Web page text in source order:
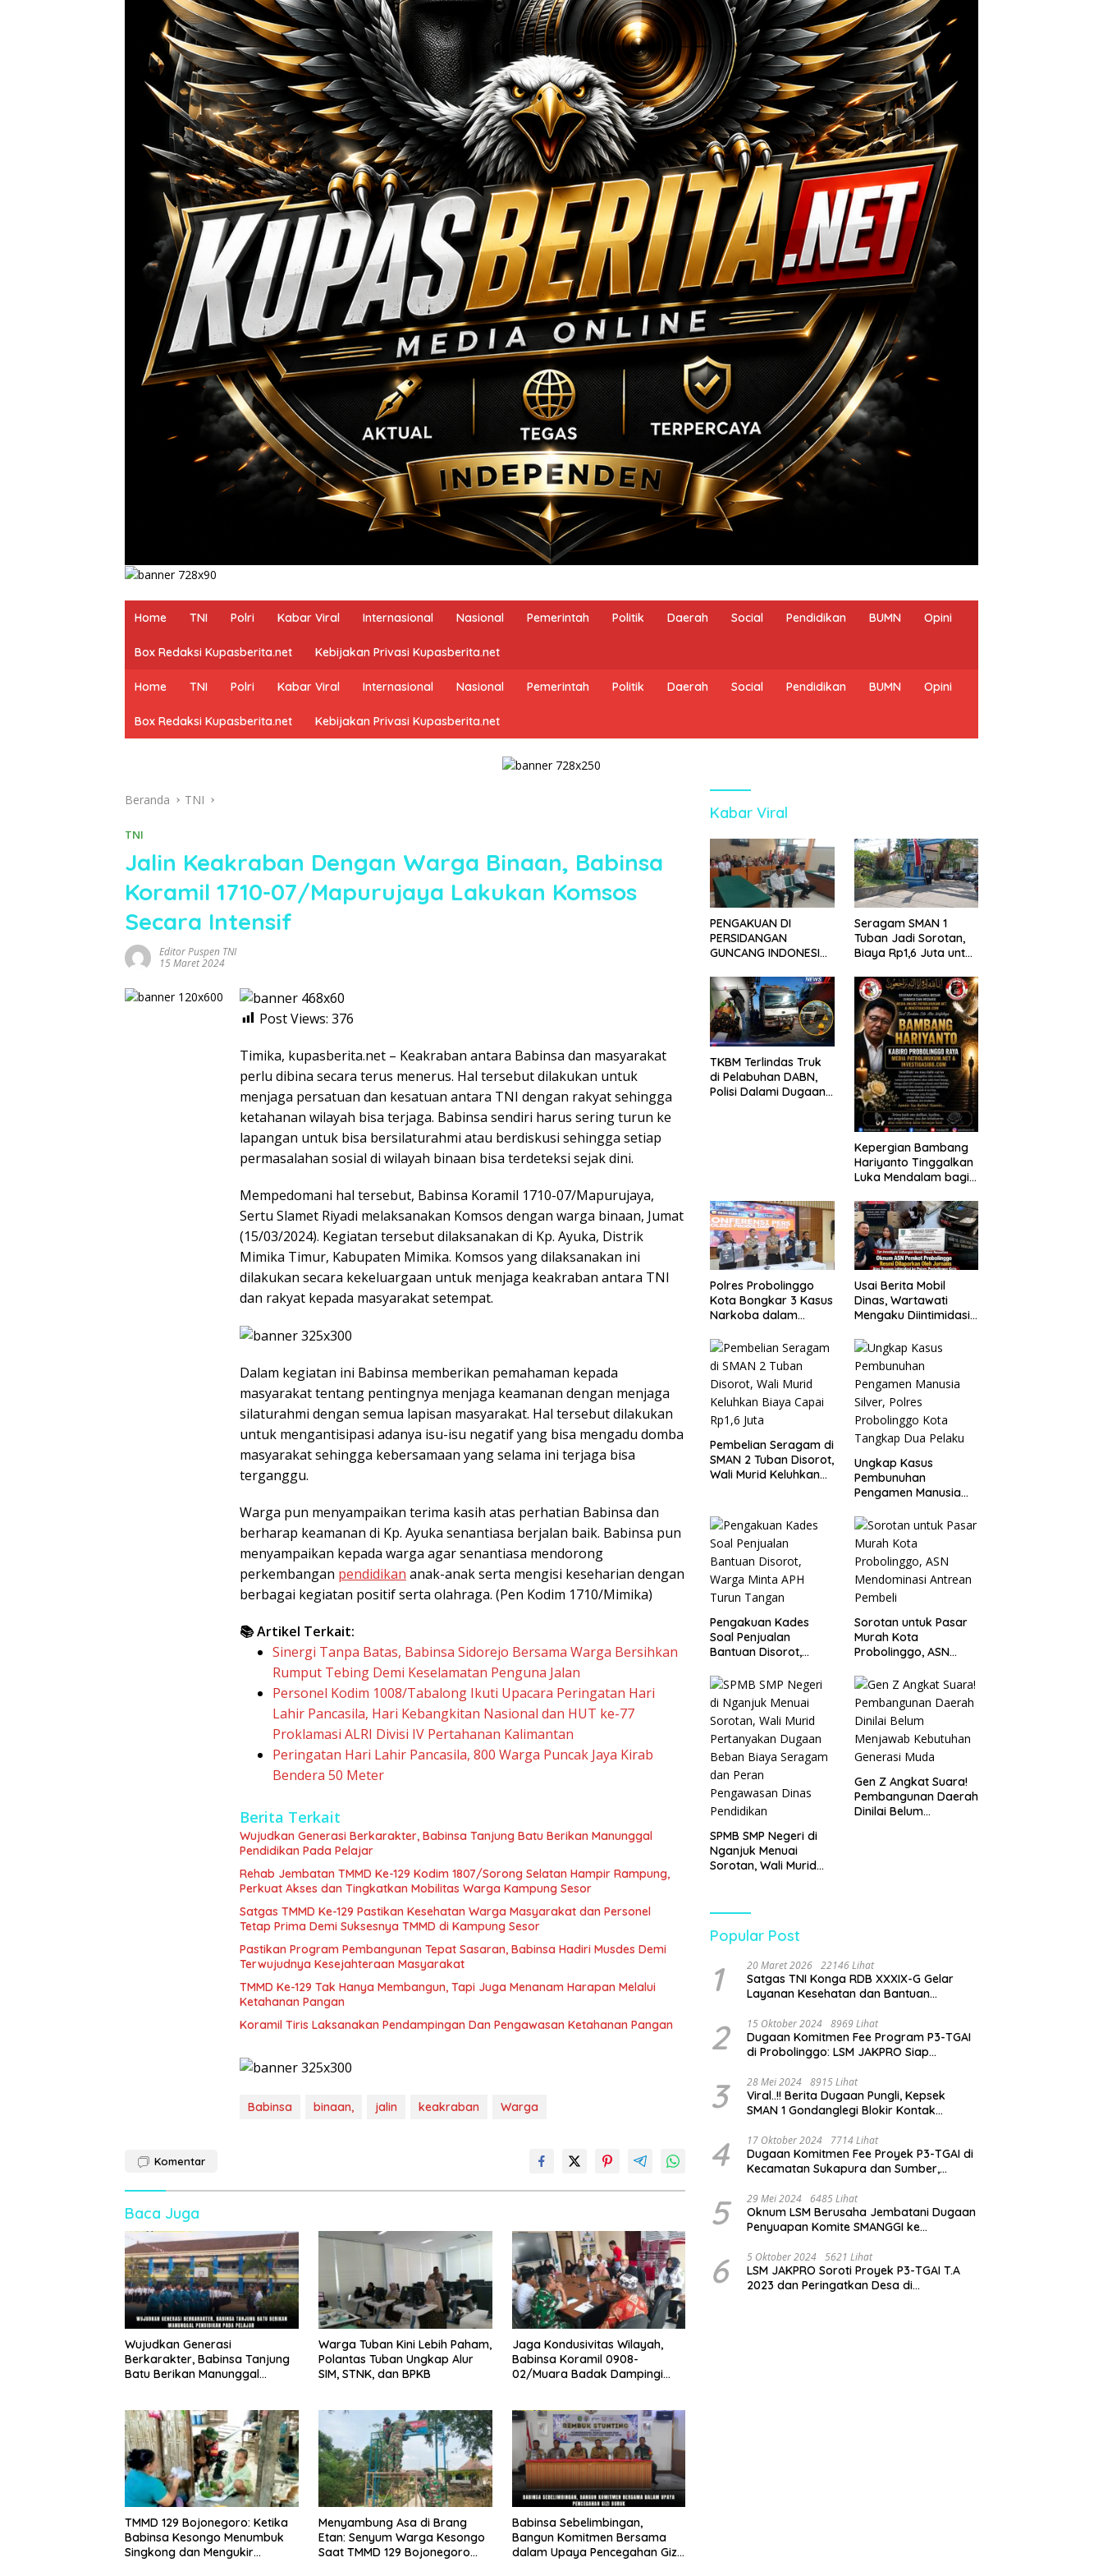
Home TNI Polri Kabar Viral Internasional Nasional Pemerintah Politik Daerah Social Pendidikan BUMN Opini
Box Redaksi Kupasberita.net Kebijakan Privasi Kupasberita.net
Home TNI Polri Kabar Viral Internasional Nasional Pemerintah Politik Daerah Social Pendidikan BUMN Opini
Box Redaksi Kupasberita.net Kebijakan Privasi Kupasberita.net
Beranda TNI
TNI
Jalin Keakraban Dengan Warga Binaan, Babinsa
Koramil 1710-07/Mapurujaya Lakukan Komsos
Secara Intensif
Editor Puspen TNI
15 Maret 2024
Post Views: 376
Timika, kupasberita.net – Keakraban antara Babinsa dan masyarakat
perlu dibina secara terus menerus. Hal tersebut dilakukan untuk
menjaga persatuan dan kesatuan antara TNI dengan rakyat sehingga
ketahanan wilayah bisa terjaga. Babinsa sendiri harus sering turun ke
lapangan untuk bisa bersilaturahmi atau berdiskusi sehingga setiap
permasalahan sosial di wilayah binaan bisa terdeteksi sejak dini.
Mempedomani hal tersebut, Babinsa Koramil 1710-07/Mapurujaya,
Sertu Slamet Riyadi melaksanakan Komsos dengan warga binaan, Jumat
(15/03/2024). Kegiatan tersebut dilaksanakan di Kp. Ayuka, Distrik
Mimika Timur, Kabupaten Mimika. Komsos yang dilaksanakan ini
dilakukan secara kekeluargaan untuk menjaga keakraban antara TNI
dan rakyat kepada masyarakat setempat.
Dalam kegiatan ini Babinsa memberikan pemahaman kepada
masyarakat tentang pentingnya menjaga keamanan dengan menjaga
silaturahmi dengan semua lapisan masyarakat. Hal tersebut dilakukan
untuk mengantisipasi adanya isu-isu negatif yang bisa mengadu domba
masyarakat sehingga kebersamaan yang selama ini terjaga bisa
terganggu.
Warga pun menyampaikan terima kasih atas perhatian Babinsa dan
berharap keamanan di Kp. Ayuka senantiasa berjalan baik. Babinsa pun
menyampaikan kepada warga agar senantiasa mendorong
perkembangan pendidikan anak-anak serta mengisi keseharian dengan
berbagai kegiatan positif serta olahraga. (Pen Kodim 1710/Mimika)
📚 Artikel Terkait:
Sinergi Tanpa Batas, Babinsa Sidorejo Bersama Warga Bersihkan
Rumput Tebing Demi Keselamatan Penguna Jalan
Personel Kodim 1008/Tabalong Ikuti Upacara Peringatan Hari
Lahir Pancasila, Hari Kebangkitan Nasional dan HUT ke-77
Proklamasi ALRI Divisi IV Pertahanan Kalimantan
Peringatan Hari Lahir Pancasila, 800 Warga Puncak Jaya Kirab
Bendera 50 Meter
Berita Terkait
Wujudkan Generasi Berkarakter, Babinsa Tanjung Batu Berikan Manunggal
Pendidikan Pada Pelajar
Rehab Jembatan TMMD Ke-129 Kodim 1807/Sorong Selatan Hampir Rampung,
Perkuat Akses dan Tingkatkan Mobilitas Warga Kampung Sesor
Satgas TMMD Ke-129 Pastikan Kesehatan Warga Masyarakat dan Personel
Tetap Prima Demi Suksesnya TMMD di Kampung Sesor
Pastikan Program Pembangunan Tepat Sasaran, Babinsa Hadiri Musdes Demi
Terwujudnya Kesejahteraan Masyarakat
TMMD Ke-129 Tak Hanya Membangun, Tapi Juga Menanam Harapan Melalui
Ketahanan Pangan
Koramil Tiris Laksanakan Pendampingan Dan Pengawasan Ketahanan Pangan
Babinsa binaan, jalin keakraban Warga
Komentar
Baca Juga
Wujudkan Generasi
Berkarakter, Babinsa Tanjung
Batu Berikan Manunggal
Warga Tuban Kini Lebih Paham,
Polantas Tuban Ungkap Alur
SIM, STNK, dan BPKB
Jaga Kondusivitas Wilayah,
Babinsa Koramil 0908-
02/Muara Badak Dampingi
TMMD 129 Bojonegoro: Ketika
Babinsa Kesongo Menumbuk
Singkong dan Mengukir
Menyambung Asa di Brang
Etan: Senyum Warga Kesongo
Saat TMMD 129 Bojonegoro
Babinsa Sebelimbingan,
Bangun Komitmen Bersama
dalam Upaya Pencegahan Gizi
Kabar Viral
PENGAKUAN DI
PERSIDANGAN
GUNCANG INDONESIA!
DITUNDA, KELUARGA
KORBAN MENGAMUK
DI PN MALANG
Seragam SMAN 1
Tuban Jadi Sorotan,
Biaya Rp1,6 Juta untuk
2026
TKBM Terlindas Truk
di Pelabuhan DABN,
Polisi Dalami Dugaan
Kepergian Bambang
Hariyanto Tinggalkan
Luka Mendalam bagi
Patrolihukum.net
Polres Probolinggo
Kota Bongkar 3 Kasus
Narkoba dalam
Sabu Disita
Usai Berita Mobil
Dinas, Wartawati
Mengaku Diintimidasi
Pemkot Probolinggo
dan Tempuh Jalur
Hukum
Pembelian Seragam di
SMAN 2 Tuban Disorot,
Wali Murid Keluhkan
Ungkap Kasus
Pembunuhan
Pengamen Manusia
Probolinggo Kota
Tangkap Dua Pelaku
Pengakuan Kades
Soal Penjualan
Bantuan Disorot,
Turun Tangan
Sorotan untuk Pasar
Murah Kota
Probolinggo, ASN
Pembeli
SPMB SMP Negeri di
Nganjuk Menuai
Sorotan, Wali Murid
dan Peran
Pendidikan
Gen Z Angkat Suara!
Pembangunan Daerah
Dinilai Belum
Popular Post
1 20 Maret 2026 22146 Lihat
Satgas TNI Konga RDB XXXIX-G Gelar
Layanan Kesehatan dan Bantuan
2 15 Oktober 2024 8969 Lihat
Dugaan Komitmen Fee Program P3-TGAI
di Probolinggo: LSM JAKPRO Siap
3 28 Mei 2024 8915 Lihat
Viral..!! Berita Dugaan Pungli, Kepsek
SMAN 1 Gondanglegi Blokir Kontak
4 17 Oktober 2024 7714 Lihat
Dugaan Komitmen Fee Proyek P3-TGAI di
Kecamatan Sukapura dan Sumber,
Sikap
5 29 Mei 2024 6485 Lihat
Oknum LSM Berusaha Jembatani Dugaan
Penyuapan Komite SMANGGI ke
Juta
6 5 Oktober 2024 5621 Lihat
LSM JAKPRO Soroti Proyek P3-TGAI T.A
2023 dan Peringatkan Desa di